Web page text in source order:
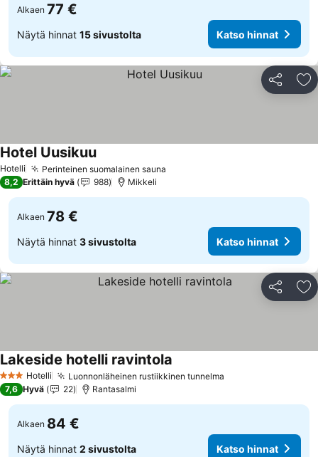
Alkaen 77 €
Näytä hinnat 15 sivustolta Katso hinnat
Jaa
Hotelli Perinteinen suomalainen sauna
Hotel Uusikuu
8,2 Erittäin hyvä 988 Mikkeli
Alkaen 78 €
Näytä hinnat 3 sivustolta Katso hinnat
Jaa
3 Tähtiluokitus
Hotelli Luonnonläheinen rustiikkinen tunnelma
Lakeside hotelli ravintola
7,6 Hyvä 22 Rantasalmi
Alkaen 84 €
Näytä hinnat 2 sivustolta Katso hinnat